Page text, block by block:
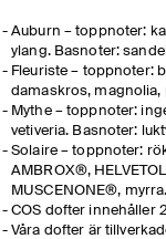
Auburn – toppnoter:
ylang. Basnoter:
Fleuriste – toppnoter:
damaskros, magnolia,
Mythe – toppnoter:
vetiveria. Basnoter:
Solaire – toppnoter:
AMBROX®,
MUSCENONE®, myrra.
COS dofter innehåller
Våra dofter är